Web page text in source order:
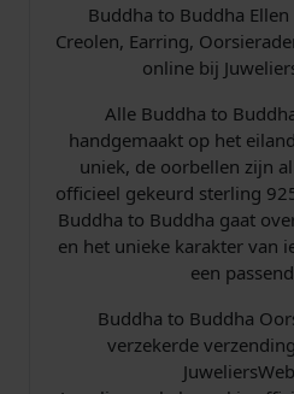
Buddha to Buddha
Creolen, Earring,
online bij
Alle Buddha to
handgemaakt op het
uniek, de oorbellen zijn
officieel gekeurd sterling
Buddha to Buddha gaat
en het unieke karakter van
een
Buddha to Buddha
verzekerde